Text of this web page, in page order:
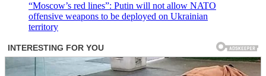
“Moscow’s red lines”: Putin will not allow NATO
offensive weapons to be deployed on Ukrainian
territory